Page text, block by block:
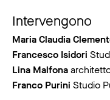
Intervengono
Maria Claudia
Francesco Isidori
Lina Malfona
Franco Purini Studio